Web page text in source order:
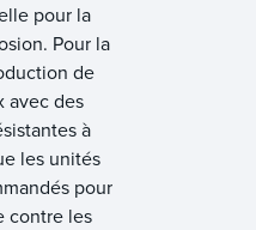
pour la
Pour la
de
avec des
à
les unités
pour
contre les